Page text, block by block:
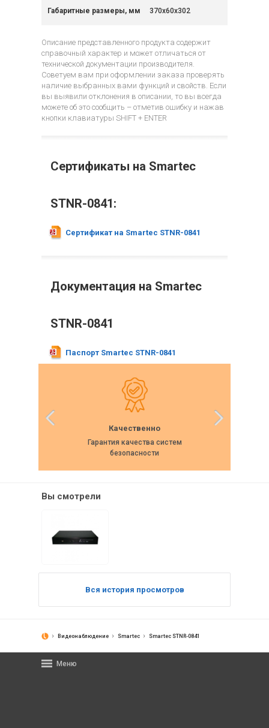
Габаритные размеры, мм 370x60x302
Описание представленного продукта содержит
справочный характер и может отличаться от
технической документации производителя.
Советуем вам при оформлении заказа проверять
наличие выбранных вами функций и свойств. Если
вы выявили отклонения в описании, то вы всегда
можете об это сообщить – отметив ошибку и нажав
кнопки клавиатуры SHIFT + ENTER
Сертификаты на Smartec
STNR-0841:
Сертификат на Smartec STNR-0841
Документация на Smartec
STNR-0841
Паспорт Smartec STNR-0841
Качественно
Гарантия качества систем
безопасности
Вы смотрели
Вся история просмотров
Видеонаблюдение Smartec Smartec STNR-0841
Меню